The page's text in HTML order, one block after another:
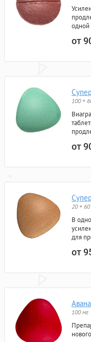
одной
от
100 +
от
20 +
В
для
от
100 мг